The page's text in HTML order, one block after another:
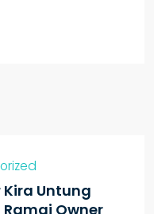
Untung
Ramai Owner